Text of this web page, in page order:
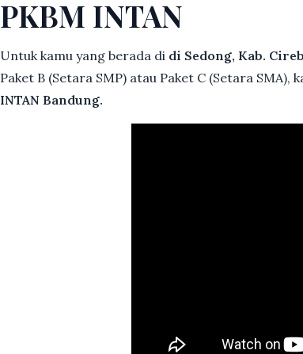
PKBM INTAN
Untuk kamu yang berada di di Sedong, Kab.
Paket B (Setara SMP) atau Paket C (Setara
INTAN Bandung.